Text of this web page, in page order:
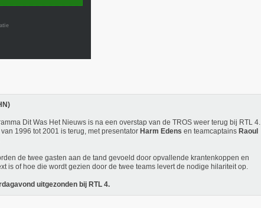
Dit Was Het Nieuws is na een overstap van de TROS weer terug bij RTL 4.
1996 tot 2001 is terug, met presentator Harm Edens en teamcaptains Raoul
de twee gasten aan de tand gevoeld door opvallende krantenkoppen en
is of hoe die wordt gezien door de twee teams levert de nodige hilariteit op.
uitgezonden bij RTL 4.